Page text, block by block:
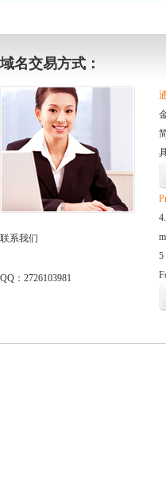
域名交易方式：
联系我们
QQ：2726103981
5